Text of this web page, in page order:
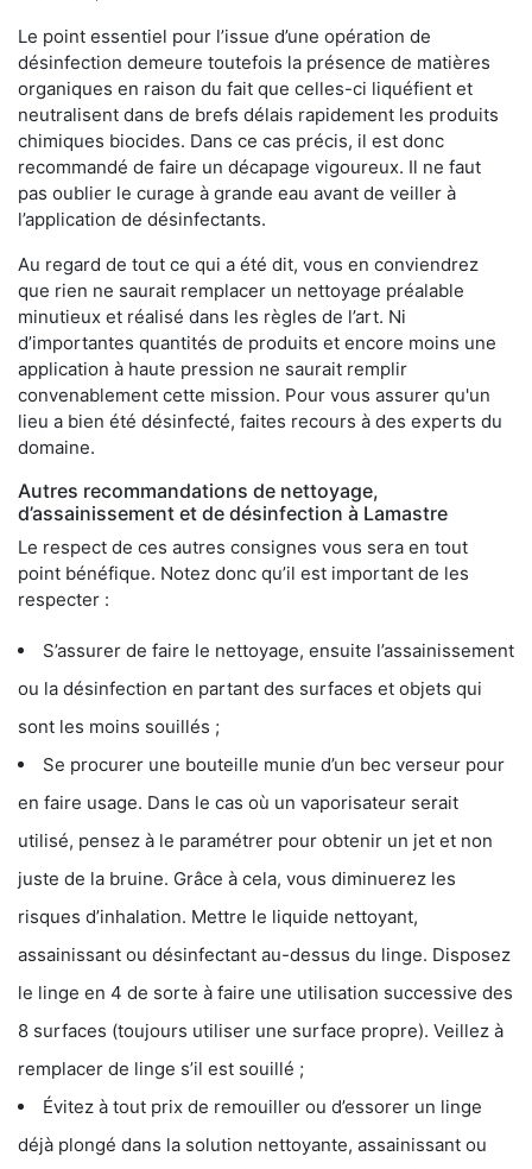
Le point essentiel pour l’issue d’une opération de
désinfection demeure toutefois la présence de matières
organiques en raison du fait que celles-ci liquéfient et
neutralisent dans de brefs délais rapidement les produits
chimiques biocides. Dans ce cas précis, il est donc
recommandé de faire un décapage vigoureux. Il ne faut
pas oublier le curage à grande eau avant de veiller à
l’application de désinfectants.
Au regard de tout ce qui a été dit, vous en conviendrez
que rien ne saurait remplacer un nettoyage préalable
minutieux et réalisé dans les règles de l’art. Ni
d’importantes quantités de produits et encore moins une
application à haute pression ne saurait remplir
convenablement cette mission. Pour vous assurer qu'un
lieu a bien été désinfecté, faites recours à des experts du
domaine.
Autres recommandations de nettoyage,
d’assainissement et de désinfection à Lamastre
Le respect de ces autres consignes vous sera en tout
point bénéfique. Notez donc qu’il est important de les
respecter :
S’assurer de faire le nettoyage, ensuite l’assainissement
ou la désinfection en partant des surfaces et objets qui
sont les moins souillés ;
Se procurer une bouteille munie d’un bec verseur pour
en faire usage. Dans le cas où un vaporisateur serait
utilisé, pensez à le paramétrer pour obtenir un jet et non
juste de la bruine. Grâce à cela, vous diminuerez les
risques d’inhalation. Mettre le liquide nettoyant,
assainissant ou désinfectant au-dessus du linge. Disposez
le linge en 4 de sorte à faire une utilisation successive des
8 surfaces (toujours utiliser une surface propre). Veillez à
remplacer de linge s’il est souillé ;
Évitez à tout prix de remouiller ou d’essorer un linge
déjà plongé dans la solution nettoyante, assainissant ou